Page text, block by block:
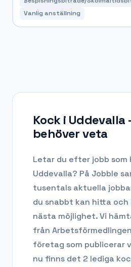
Vanlig anställning
Kock i Uddevalla
behöver veta
Letar du efter jobb som
Uddevalla? På Jobble
tusentals aktuella
du snabbt kan hitta och
nästa möjlighet. Vi
från
företag som publicerar
nu finns det 2 lediga